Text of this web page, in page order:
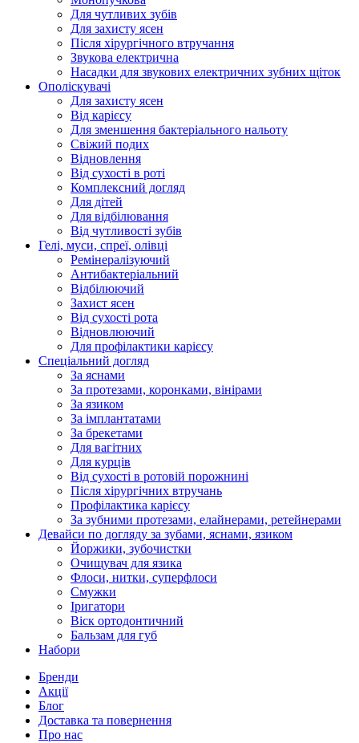
Для чутливих зубів
Для захисту ясен
Після хірургічного втручання
Звукова електрична
Насадки для звукових електричних зубних щіток
Ополіскувачі
Для захисту ясен
Від карієсу
Для зменшення бактеріального нальоту
Свіжий подих
Відновлення
Від сухості в роті
Комплексний догляд
Для дітей
Для відбілювання
Від чутливості зубів
Гелі, муси, спреї, олівці
Ремінералізуючий
Антибактеріальний
Відбілюючий
Захист ясен
Від сухості рота
Відновлюючий
Для профілактики карієсу
Спеціальний догляд
За яснами
За протезами, коронками, вінірами
За язиком
За імплантатами
За брекетами
Для вагітних
Для курців
Від сухості в ротовій порожнині
Після хірургічних втручань
Профілактика карієсу
За зубними протезами, елайнерами, ретейнерами
Девайси по догляду за зубами, яснами, язиком
Йоржики, зубочистки
Очищувач для язика
Флоси, нитки, суперфлоси
Смужки
Іригатори
Віск ортодонтичний
Бальзам для губ
Набори
Бренди
Акції
Блог
Доставка та повернення
Про нас